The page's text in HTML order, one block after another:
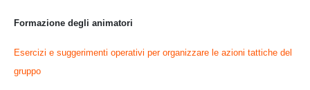
Formazione degli animatori
Esercizi e suggerimenti operativi per organizzare le azioni tattiche del
gruppo